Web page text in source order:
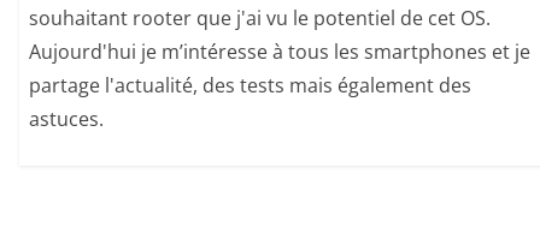
souhaitant rooter que j'ai vu le potentiel de cet OS.
Aujourd'hui je m’intéresse à tous les smartphones et je
partage l'actualité, des tests mais également des
astuces.